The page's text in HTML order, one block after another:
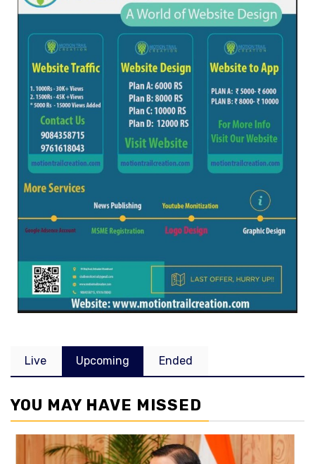
Live Upcoming Ended
YOU MAY HAVE MISSED